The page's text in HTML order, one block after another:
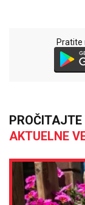
Pratite
PROČITAJTE
AKTUELNE